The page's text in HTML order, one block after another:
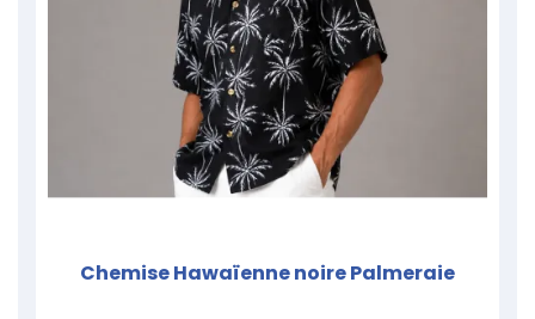
Chemise Hawaïenne noire Palmeraie